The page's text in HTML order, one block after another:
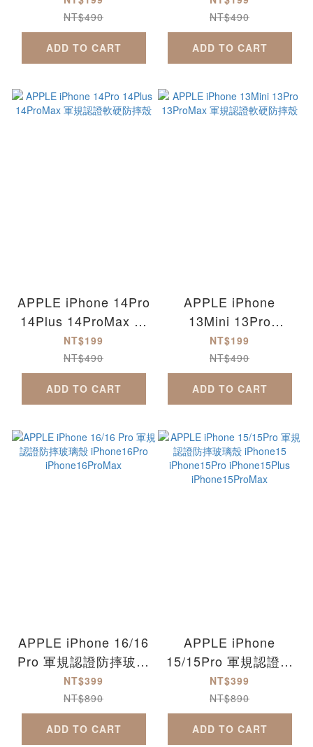
iPhone16ProMax
NT$490
ADD TO CART
NT$490
ADD TO CART
APPLE iPhone 14Pro
14Plus 14ProMax 軍
規認證軟硬防摔殼
NT$199
NT$490
ADD TO CART
APPLE iPhone
13Mini 13Pro
13ProMax 軍規認證
軟硬防摔殼
NT$199
NT$490
ADD TO CART
APPLE iPhone 16/16
Pro 軍規認證防摔玻璃
殼 iPhone16Pro
iPhone16ProMax
NT$399
NT$890
ADD TO CART
APPLE iPhone
15/15Pro 軍規認證防
摔玻璃殼 iPhone15
iPhone15Pro
iPhone15Plus
iPhone15ProMax
NT$399
NT$890
ADD TO CART